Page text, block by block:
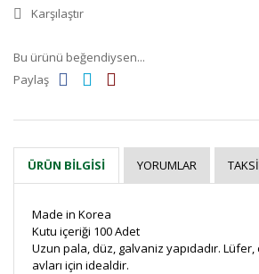
Karşılaştır
Bu ürünü beğendiysen...
Paylaş
ÜRÜN BILGISI YORUMLAR
Made in Korea
Kutu içeriği 100 Adet
Uzun pala, düz, galvaniz yapıdadır.
avları için idealdir.